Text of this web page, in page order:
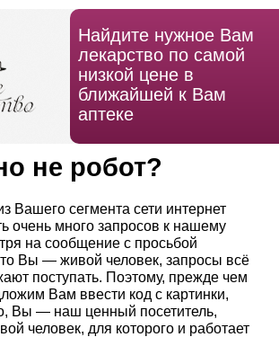
Найдите нужное Вам
лекарство по самой
низкой цене в
ближайшей к Вам
аптеке
не робот?
Вашего сегмента сети интернет
очень много запросов к нашему
на сообщение с просьбой
Вы — живой человек, запросы всё
поступать. Поэтому, прежде чем
Вам ввести код с картинки,
Вы — наш ценный посетитель,
человек, для которого и работает